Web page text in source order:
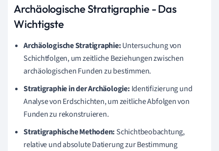
Archäologische Stratigraphie - Das
Wichtigste
Archäologische Stratigraphie:Untersuchung von
Schichtfolgen, um zeitliche Beziehungen zwischen
archäologischen Funden zu bestimmen.
Stratigraphie in der Archäologie: Identifizierung und
Analyse von Erdschichten, um zeitliche Abfolgen von
Funden zu rekonstruieren.
Stratigraphische Methoden: Schichtbeobachtung,
relative und absolute Datierung zur Bestimmung